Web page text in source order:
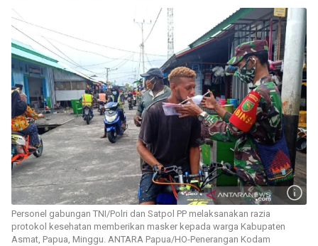
Personel gabungan TNI/Polri dan Satpol PP melaksanakan razia
protokol kesehatan memberikan masker kepada warga Kabupaten
Asmat, Papua, Minggu. ANTARA Papua/HO-Penerangan Kodam